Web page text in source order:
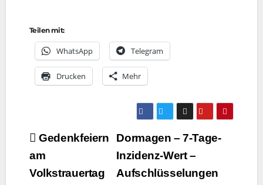
Teilen mit:
Whats­App Tele­gram
Dru­cken Mehr
Beitragsnavigation
Dormagen – 7‑Tage-
Inzidenz-Wert –
Aufschlüsselungen
Gedenkfeiern
am
Volkstrauertag